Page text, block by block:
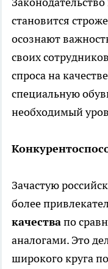
становится
осознают
своих
спроса на
специальную
необходимый
Зачастую
более
качествапо
аналогами. Это
широкого круга